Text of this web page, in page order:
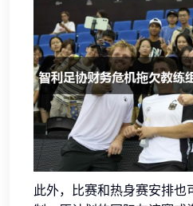
此外，比赛和热身赛安排也